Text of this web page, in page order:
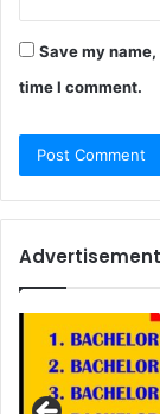
Save my
time I comment.